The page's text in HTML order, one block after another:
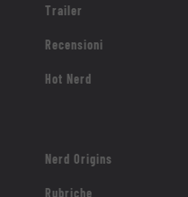
Trailer
Recensioni
Hot Nerd
Nerd Origins
Rubriche